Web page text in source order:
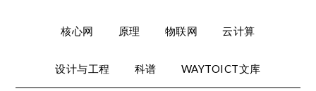
核心网 原理 物联网 云计算
设计与工程 科谱 WAYTOICT文库